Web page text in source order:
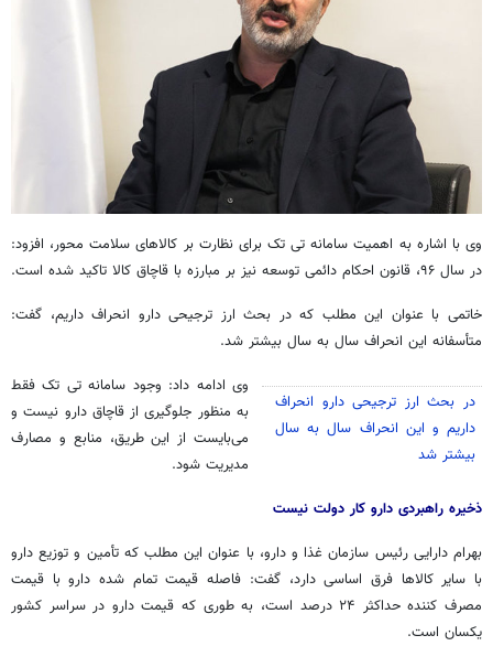
وی با اشاره به اهمیت سامانه تیتک برای نظارت بر کالاهای سلامت محور، افزود:
در سال ۹۶، قانون احکام دائمی توسعه نیز بر مبارزه با قاچاق کالا تاکید شده است.
خاتمی با عنوان این مطلب که در بحث ارز ترجیحی دارو انحراف داریم، گفت:
متأسفانه این انحراف سال به سال بیشتر شد.
در بحث ارز ترجیحی دارو انحراف
داریم و این انحراف سال به سال
بیشتر شد
وی ادامه داد: وجود سامانهتی تک فقط
به منظور جلوگیری از قاچاق دارو نیست و
می‌بایست از این طریق، منابع و مصارف
مدیریت شود.
ذخیره راهبردی دارو کار دولت نیست
بهرام دارایی رئیس سازمان غذا و دارو، با عنوان این مطلب که تأمین و توزیع دارو
با سایر کالاها فرق اساسی دارد، گفت: فاصله قیمت تمام شده دارو با قیمت
مصرف کننده حداکثر ۲۴ درصد است، به طوری که قیمت دارو در سراسر کشور
یکسان است.